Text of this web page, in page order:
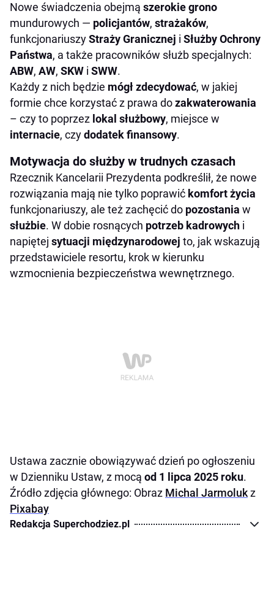
Nowe świadczenia obejmą szerokie grono
mundurowych — policjantów, strażaków,
funkcjonariuszyStraży Granicznej i Służby Ochrony
Państwa, a także pracowników służb specjalnych:
ABW, AW, SKW i SWW.
Każdy z nich będzie mógł zdecydować, w jakiej
formie chce korzystać z prawa dozakwaterowania
– czy to poprzez lokal służbowy, miejsce w
internacie, czydodatek finansowy.
Motywacja do służby w trudnych czasach
Rzecznik Kancelarii Prezydenta podkreślił, że nowe
rozwiązania mają nie tylko poprawić komfort życia
funkcjonariuszy, ale też zachęcić do pozostania w
służbie. W dobie rosnących potrzeb kadrowych i
napiętej sytuacji międzynarodowej to, jak wskazują
przedstawiciele resortu, krok w kierunku
wzmocnienia bezpieczeństwa wewnętrznego.
Ustawa zacznie obowiązywać dzień po ogłoszeniu
w Dzienniku Ustaw, z mocą od 1 lipca 2025 roku.
Źródło zdjęcia głównego: Obraz Michal Jarmolukz
Pixabay
Redakcja Superchodziez.pl